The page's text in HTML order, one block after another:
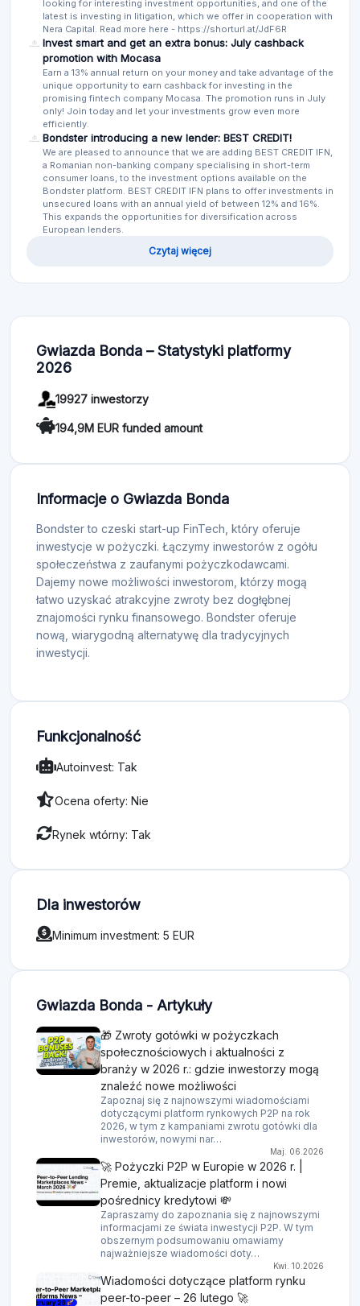
looking for interesting investment opportunities, and one of the
latest is investing in litigation, which we offer in cooperation with
Nera Capital. Read more here - https://shorturl.at/JdF6R
Invest smart and get an extra bonus: July cashback
promotion with Mocasa
Earn a 13% annual return on your money and take advantage of the
unique opportunity to earn cashback for investing in the
promising fintech company Mocasa. The promotion runs in July
only! Join today and let your investments grow even more
efficiently.
Bondster introducing a new lender: BEST CREDIT!
We are pleased to announce that we are adding BEST CREDIT IFN,
a Romanian non-banking company specialising in short-term
consumer loans, to the investment options available on the
Bondster platform. BEST CREDIT IFN plans to offer investments in
unsecured loans with an annual yield of between 12% and 16%.
This expands the opportunities for diversification across
European lenders.
Czytaj więcej
Gwiazda Bonda – Statystyki platformy
2026
19927 inwestorzy
194,9M EUR funded amount
Informacje o Gwiazda Bonda
Bondster to czeski start-up FinTech, który oferuje
inwestycje w pożyczki. Łączymy inwestorów z ogółu
społeczeństwa z zaufanymi pożyczkodawcami.
Dajemy nowe możliwości inwestorom, którzy mogą
łatwo uzyskać atrakcyjne zwroty bez dogłębnej
znajomości rynku finansowego. Bondster oferuje
nową, wiarygodną alternatywę dla tradycyjnych
inwestycji.
Funkcjonalność
Autoinvest: Tak
Ocena oferty: Nie
Rynek wtórny: Tak
Dla inwestorów
Minimum investment: 5 EUR
Gwiazda Bonda - Artykuły
🎁 Zwroty gotówki w pożyczkach
społecznościowych i aktualności z
branży w 2026 r.: gdzie inwestorzy mogą
znaleźć nowe możliwości
Zapoznaj się z najnowszymi wiadomościami
dotyczącymi platform rynkowych P2P na rok
2026, w tym z kampaniami zwrotu gotówki dla
inwestorów, nowymi nar…
Maj. 06.2026
🚀 Pożyczki P2P w Europie w 2026 r. |
Premie, aktualizacje platform i nowi
pośrednicy kredytowi 💸
Zapraszamy do zapoznania się z najnowszymi
informacjami ze świata inwestycji P2P. W tym
obszernym podsumowaniu omawiamy
najważniejsze wiadomości doty…
Kwi. 10.2026
Wiadomości dotyczące platform rynku
peer-to-peer – 26 lutego 🚀